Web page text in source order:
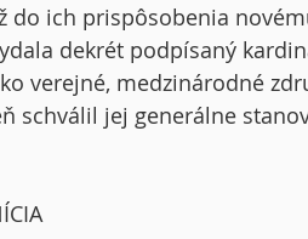
ich prispôsobenia
dekrét podpísaný
verejné, medzinárodné
schválil jej generálne